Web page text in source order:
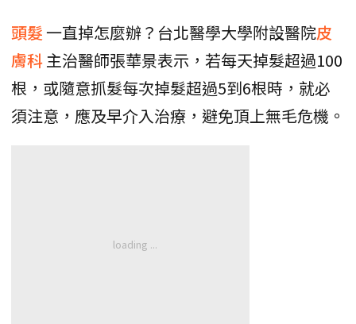
頭髮一直掉怎麼辦？台北醫學大學附設醫院皮
膚科主治醫師張華景表示，若每天掉髮超過100
根，或隨意抓髮每次掉髮超過5到6根時，就必
須注意，應及早介入治療，避免頂上無毛危機。